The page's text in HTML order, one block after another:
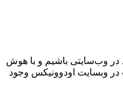
وب‌سایتی باشیم و با هوش
وبسایت اودوونیکس وجود